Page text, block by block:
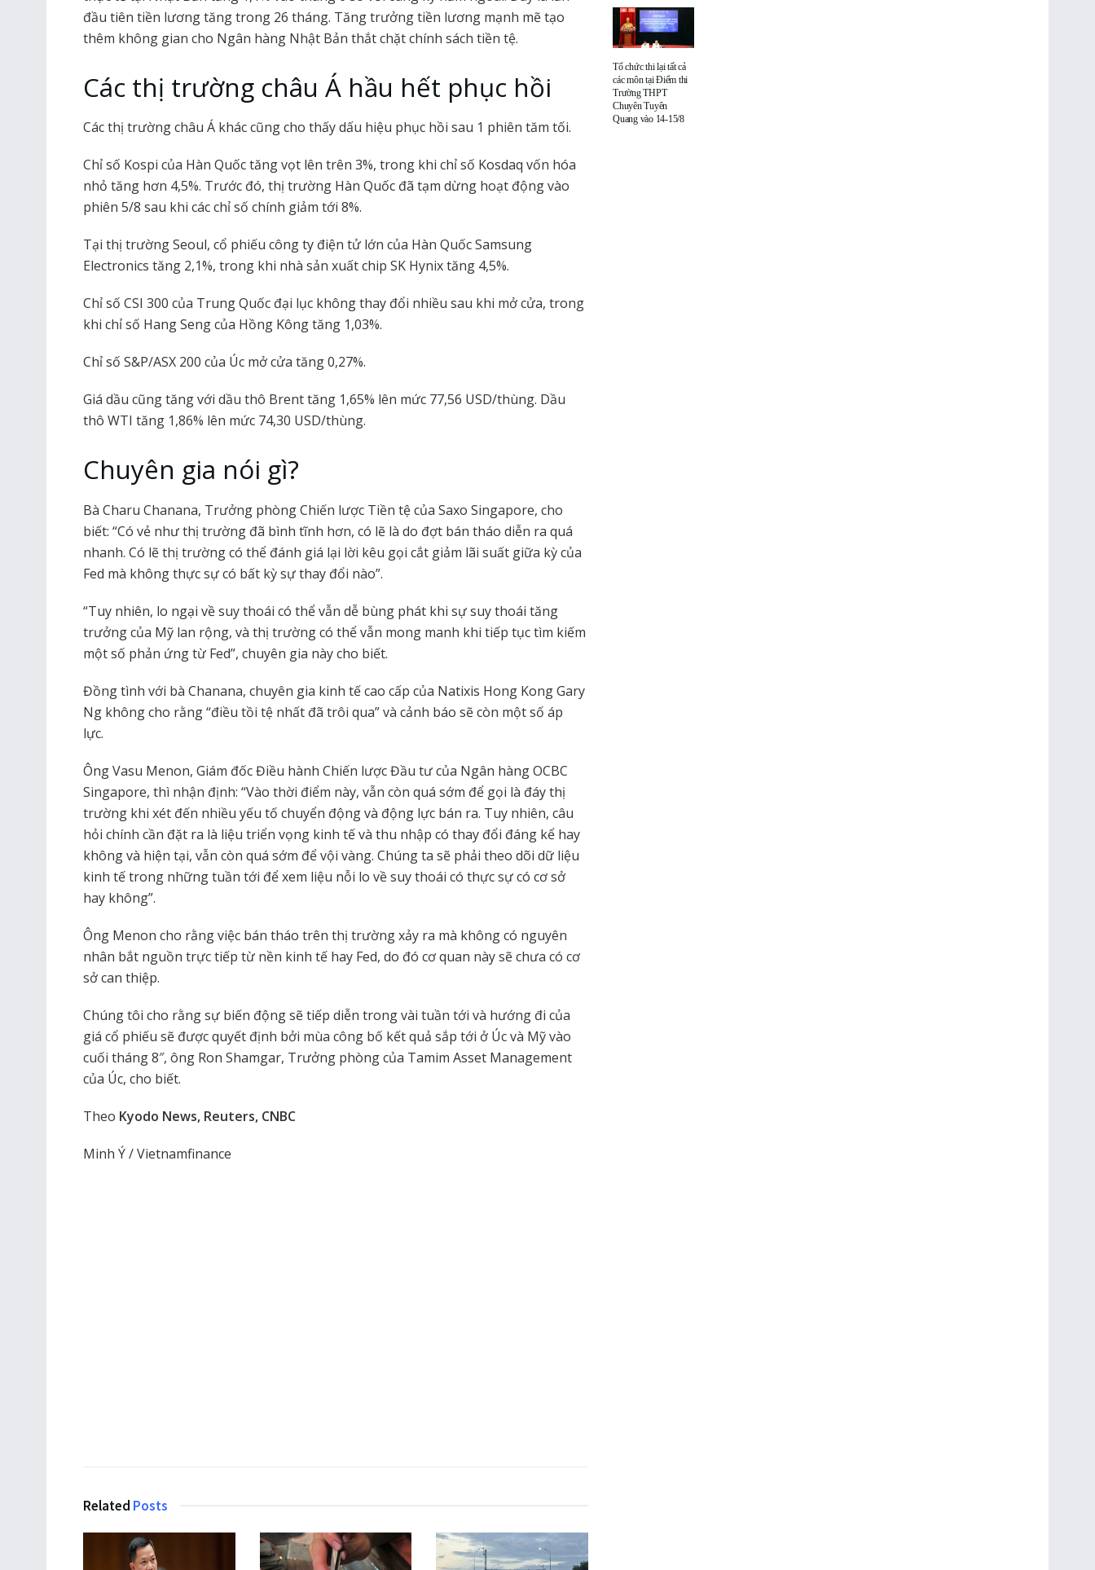
đầu tiên tiền lương tăng trong 26 tháng. Tăng trưởng tiền lương mạnh mẽ tạo
thêm không gian cho Ngân hàng Nhật Bản thắt chặt chính sách tiền tệ.
Các thị trường châu Á hầu hết phục hồi
Các thị trường châu Á khác cũng cho thấy dấu hiệu phục hồi sau 1 phiên tăm tối.
Chỉ số Kospi của Hàn Quốc tăng vọt lên trên 3%, trong khi chỉ số Kosdaq vốn hóa
nhỏ tăng hơn 4,5%. Trước đó, thị trường Hàn Quốc đã tạm dừng hoạt động vào
phiên 5/8 sau khi các chỉ số chính giảm tới 8%.
Tại thị trường Seoul, cổ phiếu công ty điện tử lớn của Hàn Quốc Samsung
Electronics tăng 2,1%, trong khi nhà sản xuất chip SK Hynix tăng 4,5%.
Chỉ số CSI 300 của Trung Quốc đại lục không thay đổi nhiều sau khi mở cửa, trong
khi chỉ số Hang Seng của Hồng Kông tăng 1,03%.
Chỉ số S&P/ASX 200 của Úc mở cửa tăng 0,27%.
Giá dầu cũng tăng với dầu thô Brent tăng 1,65% lên mức 77,56 USD/thùng. Dầu
thô WTI tăng 1,86% lên mức 74,30 USD/thùng.
Chuyên gia nói gì?
Bà Charu Chanana, Trưởng phòng Chiến lược Tiền tệ của Saxo Singapore, cho
biết: “Có vẻ như thị trường đã bình tĩnh hơn, có lẽ là do đợt bán tháo diễn ra quá
nhanh. Có lẽ thị trường có thể đánh giá lại lời kêu gọi cắt giảm lãi suất giữa kỳ của
Fed mà không thực sự có bất kỳ sự thay đổi nào”.
“Tuy nhiên, lo ngại về suy thoái có thể vẫn dễ bùng phát khi sự suy thoái tăng
trưởng của Mỹ lan rộng, và thị trường có thể vẫn mong manh khi tiếp tục tìm kiếm
một số phản ứng từ Fed”, chuyên gia này cho biết.
Đồng tình với bà Chanana, chuyên gia kinh tế cao cấp của Natixis Hong Kong Gary
Ng không cho rằng “điều tồi tệ nhất đã trôi qua” và cảnh báo sẽ còn một số áp
lực.
Ông Vasu Menon, Giám đốc Điều hành Chiến lược Đầu tư của Ngân hàng OCBC
Singapore, thì nhận định: “Vào thời điểm này, vẫn còn quá sớm để gọi là đáy thị
trường khi xét đến nhiều yếu tố chuyển động và động lực bán ra. Tuy nhiên, câu
hỏi chính cần đặt ra là liệu triển vọng kinh tế và thu nhập có thay đổi đáng kể hay
không và hiện tại, vẫn còn quá sớm để vội vàng. Chúng ta sẽ phải theo dõi dữ liệu
kinh tế trong những tuần tới để xem liệu nỗi lo về suy thoái có thực sự có cơ sở
hay không”.
Ông Menon cho rằng việc bán tháo trên thị trường xảy ra mà không có nguyên
nhân bắt nguồn trực tiếp từ nền kinh tế hay Fed, do đó cơ quan này sẽ chưa có cơ
sở can thiệp.
Chúng tôi cho rằng sự biến động sẽ tiếp diễn trong vài tuần tới và hướng đi của
giá cổ phiếu sẽ được quyết định bởi mùa công bố kết quả sắp tới ở Úc và Mỹ vào
cuối tháng 8″, ông Ron Shamgar, Trưởng phòng của Tamim Asset Management
của Úc, cho biết.
Theo Kyodo News, Reuters, CNBC
Minh Ý / Vietnamfinance
Related Posts
Tổ chức thi lại tất cả
các môn tại Điểm thi
Trường THPT
Chuyên Tuyên
Quang vào 14-15/8